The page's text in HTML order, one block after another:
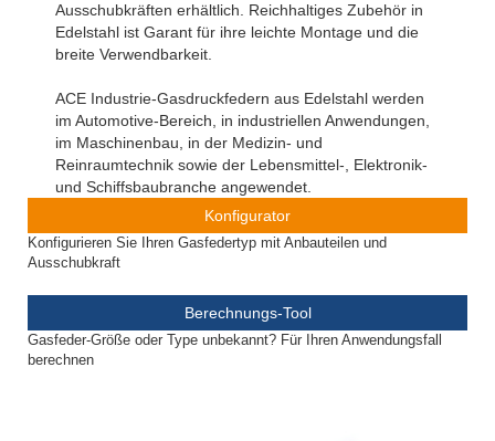
Ausschubkräften erhältlich. Reichhaltiges Zubehör in
Edelstahl ist Garant für ihre leichte Montage und die
breite Verwendbarkeit.
ACE Industrie-Gasdruckfedern aus Edelstahl werden
im Automotive-Bereich, in industriellen Anwendungen,
im Maschinenbau, in der Medizin- und
Reinraumtechnik sowie der Lebensmittel-, Elektronik-
und Schiffsbaubranche angewendet.
Konfigurator
Konfigurieren Sie Ihren Gasfedertyp mit Anbauteilen und
Ausschubkraft
Berechnungs-Tool
Gasfeder-Größe oder Type unbekannt? Für Ihren Anwendungsfall
berechnen